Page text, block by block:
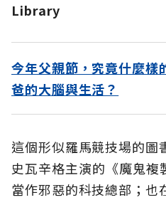
Library
今年父親節，究竟什麼樣
爸的大腦與生活？
這個形似羅馬競技場的圖
史瓦辛格主演的《魔鬼複
當作邪惡的科技總部；也